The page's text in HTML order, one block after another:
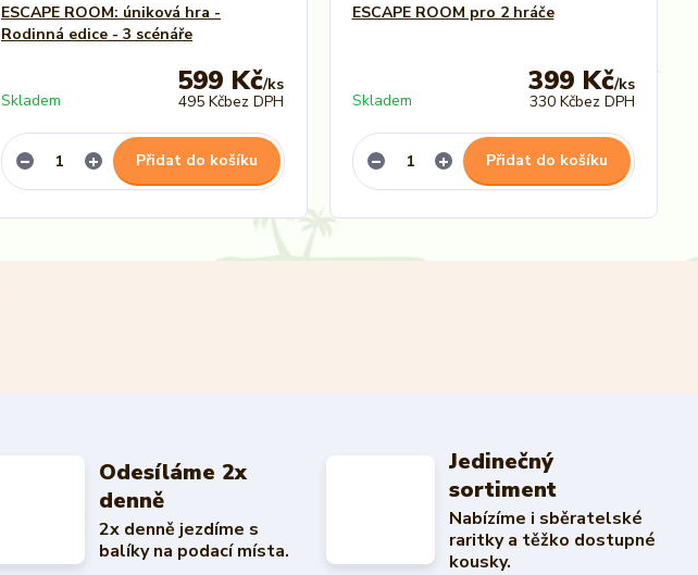
ESCAPE ROOM: úniková hra -
Rodinná edice - 3 scénáře
599 Kč/ks
495 Kčbez DPH
Skladem
Přidat do košíku
ESCAPE ROOM pro 2 hráče
399 Kč/ks
330 Kčbez DPH
Skladem
Přidat do košíku
Odesíláme 2x
denně
2x denně jezdíme s
balíky na podací místa.
Jedinečný
sortiment
Nabízíme i sběratelské
raritky a těžko dostupné
kousky.